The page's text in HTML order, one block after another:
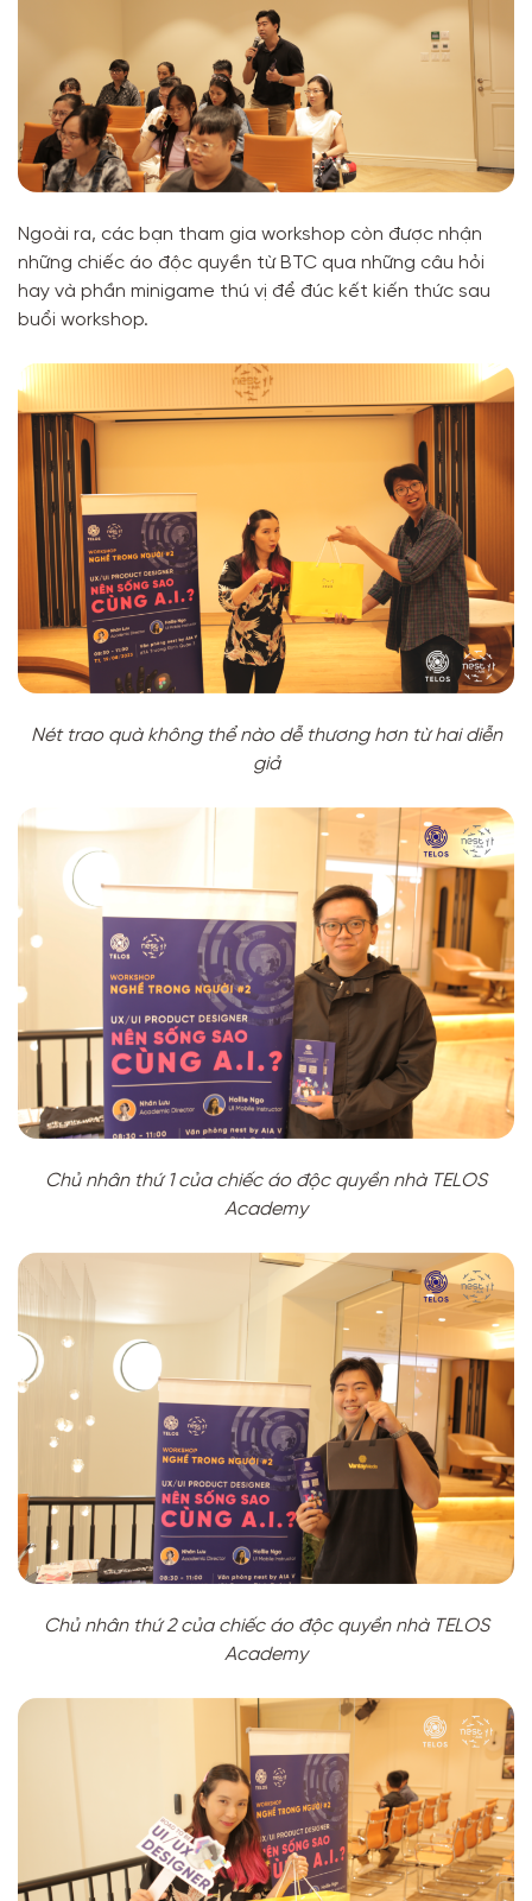
Ngoài ra, các bạn tham gia workshop còn được nhận
những chiếc áo độc quyền từ BTC qua những câu hỏi
hay và phần minigame thú vị để đúc kết kiến thức sau
buổi workshop.
Nét trao quà không thể nào dễ thương hơn từ hai diễn
giả
Chủ nhân thứ 1 của chiếc áo độc quyền nhà TELOS
Academy
Chủ nhân thứ 2 của chiếc áo độc quyền nhà TELOS
Academy